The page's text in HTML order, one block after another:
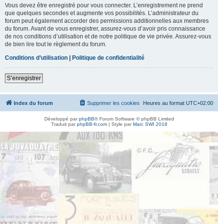
Vous devez être enregistré pour vous connecter. L’enregistrement ne prend
que quelques secondes et augmente vos possibilités. L’administrateur du
forum peut également accorder des permissions additionnelles aux membres
du forum. Avant de vous enregistrer, assurez-vous d’avoir pris connaissance
de nos conditions d’utilisation et de notre politique de vie privée. Assurez-vous
de bien lire tout le règlement du forum.
Conditions d’utilisation | Politique de confidentialité
S’enregistrer
Index du forum Heures au format UTC+02:00
Supprimer les cookies
Développé parphpBB® Forum Software © phpBB Limited
Traduit parphpBB-fr.com| Style parMarc SWI 2018